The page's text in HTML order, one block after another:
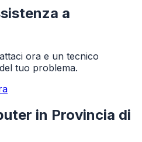
a
ora e un tecnico
tuo problema.
in Provincia di